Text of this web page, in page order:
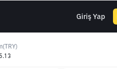
Giriş Yap